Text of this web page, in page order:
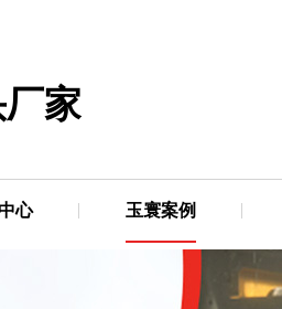
家
心 玉寰案例